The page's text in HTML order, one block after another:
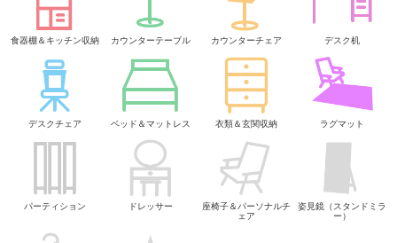
食器棚＆キッチン収納 カウンターテーブル カウンターチェア デスク机
デスクチェア ベッド＆マットレス 衣類＆玄関収納 ラグマット
パーティション ドレッサー
座椅子＆パーソナルチ
ェア
姿見鏡（スタンドミラ
ー）